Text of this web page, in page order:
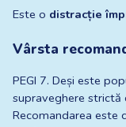
Este o distracție
Vârsta
PEGI 7. Deși este
supraveghere strictă
Recomandarea este